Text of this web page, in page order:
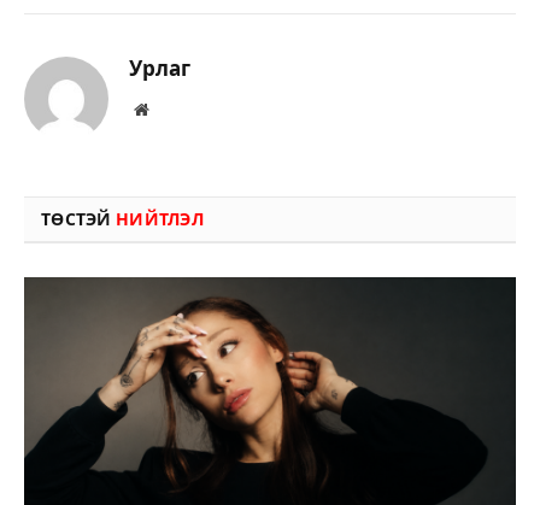
Урлаг
Вэбсайт
ТӨСТЭЙ НИЙТЛЭЛ